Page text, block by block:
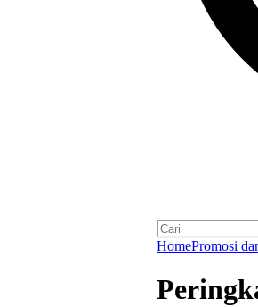
HomePromosi